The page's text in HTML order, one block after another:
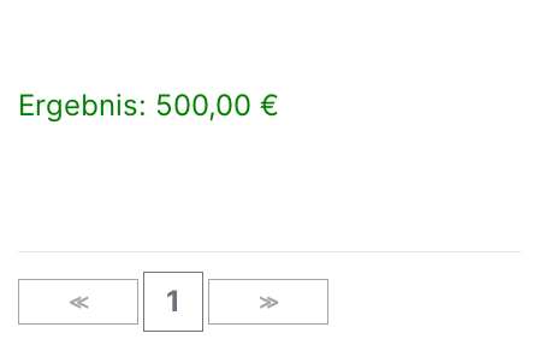
Ergebnis: 500,00 €
≪ 1 ≫